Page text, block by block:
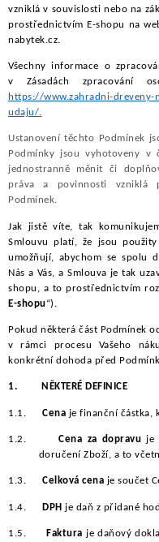
PERGOLY
VÝPRODEJ
NOVINKY
Kontakty Moje objednávka
Nákup na splátky ESSOX
vzniklá v souvislosti nebo na
prostřednictvím E-shopu na
nabytek.cz.
Všechny informace o
v Zásadách zpracování
https://www.zahradni-
udaju/.
Ustanovení těchto Podmínek
Podmínky jsou vyhotoveny v
jednostranně měnit či
práva a povinnosti vzniklá
Podmínek.
Jak jistě víte, tak
Smlouvu platí, že jsou
umožňují, abychom se spolu
Nás a Vás, a Smlouva je tak
shopu, a to prostřednictvím
E-shopu“).
Pokud některá část Podmínek
v rámci procesu Vašeho
konkrétní dohoda před
1. NĚKTERÉ DEFINICE
1.1. Cena je finanční částka,
1.2. Cena za dopravu je
doručení Zboží, a to
1.3. Celková cena je součet
1.4. DPH je daň z přidané
1.5. Faktura je daňový